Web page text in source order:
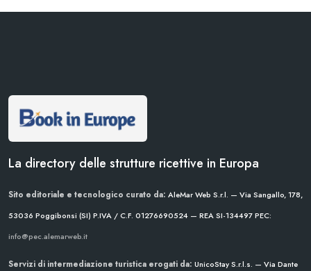
La directory delle strutture ricettive in Europa
Sito editoriale e tecnologico curato da: AleMar Web S.r.l. — Via Sangallo, 178,
53036 Poggibonsi (SI) P.IVA / C.F. 01276690524 — REA SI-134497PEC:
info@pec.alemarweb.it
Servizi di intermediazione turistica erogati da: UnicoStay S.r.l.s. — Via Dante